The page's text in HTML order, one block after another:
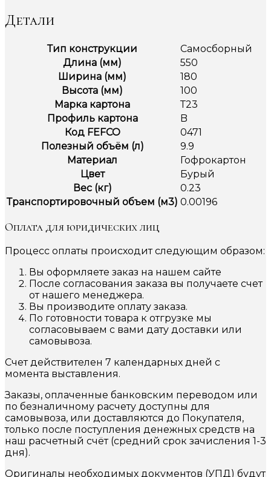
Детали
Тип конструкции
Самосборный
Длина (мм)
550
Ширина (мм)
180
Высота (мм)
100
Марка картона
Т23
Профиль картона
B
Код FEFCO
0471
Полезный объём (л)
9.9
Материал
Гофрокартон
Цвет
Бурый
Вес (кг)
0.23
Транспортировочный объем (м3) 0.00196
Оплата для юридических лиц
Процесс оплаты происходит следующим образом:
Вы оформляете заказ на нашем сайте
После согласования заказа вы получаете счет
от нашего менеджера.
Вы производите оплату заказа.
По готовности товара к отгрузке мы
согласовываем с вами дату доставки или
самовывоза.
Счет действителен 7 календарных дней с
момента выставления.
Заказы, оплаченные банковским переводом или
по безналичному расчету доступны для
самовывоза, или доставляются до Покупателя,
только после поступления денежных средств на
наш расчетный счёт (средний срок зачисления 1-3
дня).
Оригиналы необходимых документов (УПД) будут